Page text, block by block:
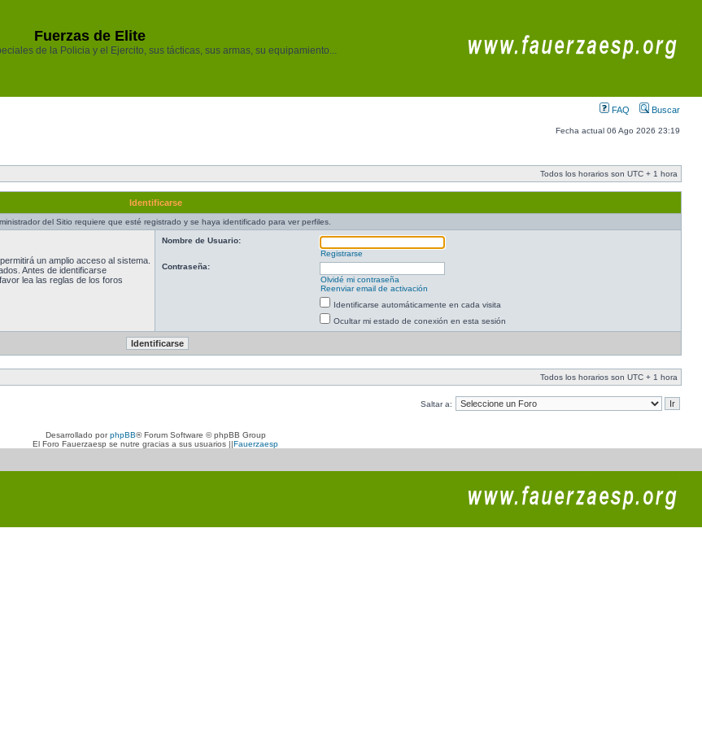
Fuerzas de Elite
de la Policia y el Ejercito, sus tácticas, sus armas, su equipamiento...
FAQ Buscar
Fecha actual 06 Ago 2026 23:19
Todos los horarios son UTC + 1 hora
Identificarse
del Sitio requiere que esté registrado y se haya identificado para ver perfiles.
un amplio acceso al sistema.
Antes de identificarse
lea las reglas de los foros
Nombre de Usuario:
Registrarse
Contraseña:
Olvidé mi contraseña
Reenviar email de activación
Identificarse automáticamente en cada visita
Ocultar mi estado de conexión en esta sesión
Todos los horarios son UTC + 1 hora
Saltar a:
Desarrollado porphpBB® Forum Software © phpBB Group
El Foro Fauerzaesp se nutre gracias a sus usuarios ||Fauerzaesp